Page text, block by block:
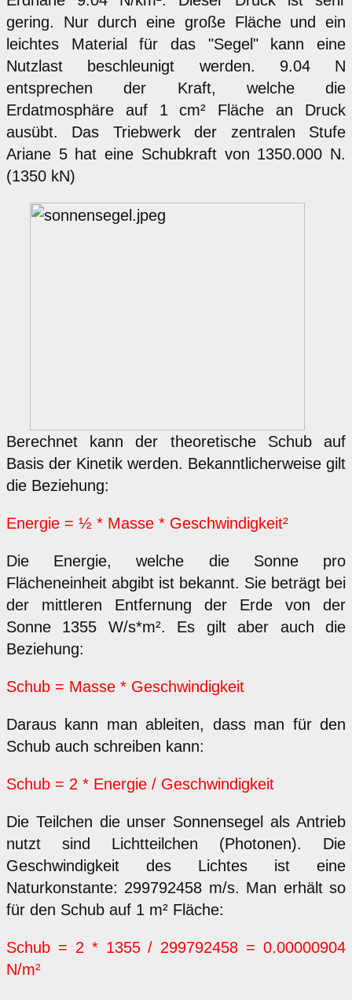
gering. Nur durch eine große Fläche und ein
leichtes Material für das "Segel" kann eine
Nutzlast beschleunigt werden. 9.04 N
entsprechen der Kraft, welche die
Erdatmosphäre auf 1 cm² Fläche an Druck
ausübt. Das Triebwerk der zentralen Stufe
Ariane 5 hat eine Schubkraft von 1350.000 N.
(1350 kN)
Berechnet kann der theoretische Schub auf
Basis der Kinetik werden. Bekanntlicherweise gilt
die Beziehung:
Energie = ½ * Masse * Geschwindigkeit²
Die Energie, welche die Sonne pro
Flächeneinheit abgibt ist bekannt. Sie beträgt bei
der mittleren Entfernung der Erde von der
Sonne 1355 W/s*m². Es gilt aber auch die
Beziehung:
Schub = Masse * Geschwindigkeit
Daraus kann man ableiten, dass man für den
Schub auch schreiben kann:
Schub = 2 * Energie / Geschwindigkeit
Die Teilchen die unser Sonnensegel als Antrieb
nutzt sind Lichtteilchen (Photonen). Die
Geschwindigkeit des Lichtes ist eine
Naturkonstante: 299792458 m/s. Man erhält so
für den Schub auf 1 m² Fläche:
Schub = 2 * 1355 / 299792458 = 0.00000904
N/m²